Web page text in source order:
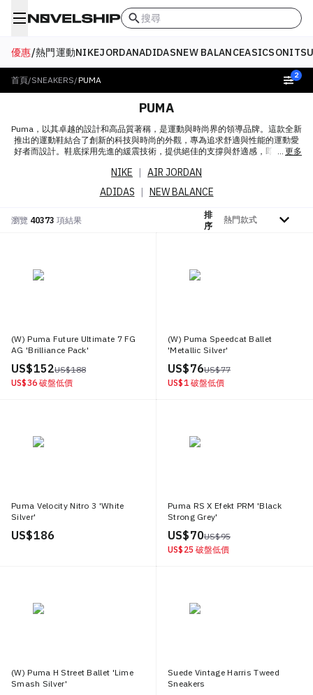
搜尋
優惠/熱門運動NIKEJORDANADIDASNEW BALANCEASICS
首頁/SNEAKERS/PUMA 2
PUMA
Puma，以其卓越的設計和高品質著稱，是運動與時尚界的領導品牌。這款全新
推出的運動鞋結合了創新的科技與時尚的外觀，專為追求舒適與性能的運動愛
好者而設計。鞋底採用先進的緩震技術，提供絕佳的支撐與舒適感，即使長時
爽。無論是跑步、健身還是日常休閒穿著，Puma的運動鞋都能完美滿足您的需
更多
NIKE | AIR JORDAN
ADIDAS
| NEW BALANCE
瀏覽 40373 項結果
排
序
排序依據
(W) Puma Future Ultimate 7 FG
AG 'Brilliance Pack'
US$ 152US$ 188
US$ 36 破盤低價
(W) Puma Speedcat Ballet
'Metallic Silver'
US$ 76US$ 77
US$ 1 破盤低價
Puma Velocity Nitro 3 'White
Silver'
US$ 186
Puma RS X Efekt PRM 'Black
Strong Grey'
US$ 70US$ 95
US$ 25 破盤低價
(W) Puma H Street Ballet 'Lime
Smash Silver'
Suede Vintage Harris Tweed
Sneakers